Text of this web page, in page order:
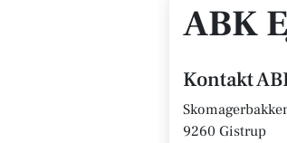
ABK
Kontakt
9260 Gistrup